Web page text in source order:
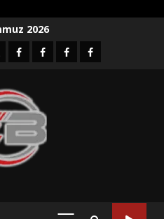
2026
facebook-Facebook-
Facebook-Facebook-